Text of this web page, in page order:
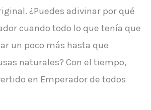
¿Puedes adivinar por qué
cuando todo lo que tenía que
un poco más hasta que
naturales? Con el tiempo,
en Emperador de todos